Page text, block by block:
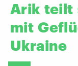
Arik teilt
mit
Ukraine